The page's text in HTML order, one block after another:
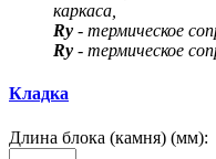
каркаса,
Rу - термическое
Rу - термическое
Кладка
Длина блока (камня) (мм):